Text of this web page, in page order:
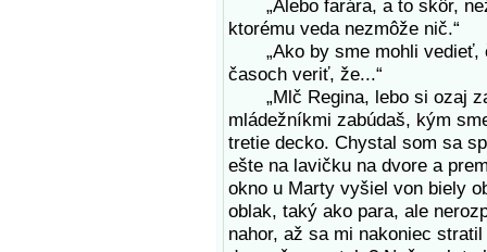
„Alebo farára, a to skôr,
ktorému veda nezmôže nič.“
„Ako by sme mohli vedieť,
časoch veriť, že...“
„Mlč Regina, lebo si ozaj
mládežníkmi zabúdaš, kým
tretie decko. Chystal som sa
ešte na lavičku na dvore a
okno u Marty vyšiel von biely
oblak, taký ako para, ale
nahor, až sa mi nakoniec